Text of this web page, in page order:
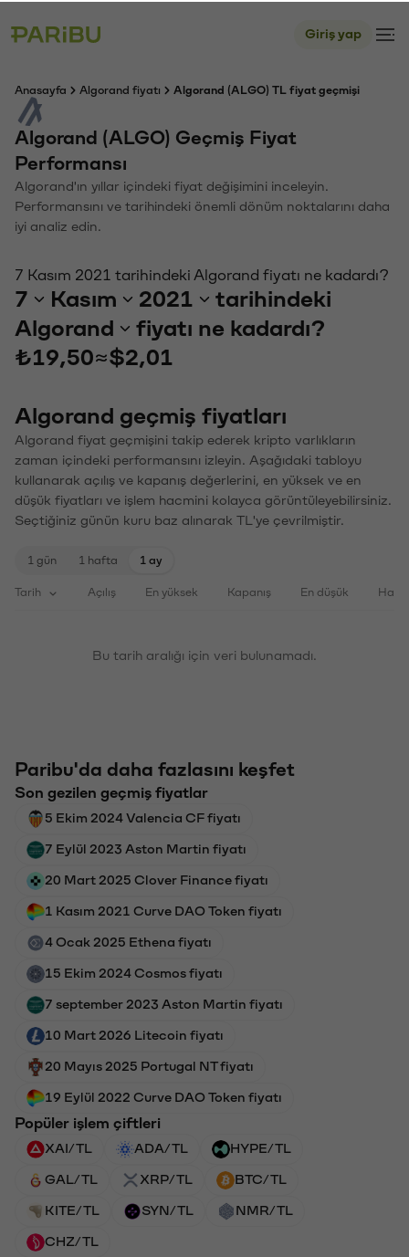
Giriş yap
Anasayfa Algorand fiyatı Algorand (ALGO) TL fiyat geçmişi
Algorand (ALGO) Geçmiş Fiyat
Performansı
Algorand'ın yıllar içindeki fiyat değişimini inceleyin.
Performansını ve tarihindeki önemli dönüm noktalarını daha
iyi analiz edin.
7 Kasım 2021 tarihindeki Algorand fiyatı ne kadardı?
7 Kasım 2021
tarihindeki
Algorand
fiyatı ne kadardı?
₺19,50≈$2,01
Algorand geçmiş fiyatları
Algorand fiyat geçmişini takip ederek kripto varlıkların
zaman içindeki performansını izleyin. Aşağıdaki tabloyu
kullanarak açılış ve kapanış değerlerini, en yüksek ve en
düşük fiyatları ve işlem hacmini kolayca görüntüleyebilirsiniz.
Seçtiğiniz günün kuru baz alınarak TL'ye çevrilmiştir.
1 gün 1 hafta 1 ay
Tarih Açılış En yüksek Kapanış En düşük
Bu tarih aralığı için veri bulunamadı.
Paribu'da daha fazlasını keşfet
Son gezilen geçmiş fiyatlar
5 Ekim 2024 Valencia CF fiyatı
7 Eylül 2023 Aston Martin fiyatı
20 Mart 2025 Clover Finance fiyatı
1 Kasım 2021 Curve DAO Token fiyatı
4 Ocak 2025 Ethena fiyatı
15 Ekim 2024 Cosmos fiyatı
7 september 2023 Aston Martin fiyatı
10 Mart 2026 Litecoin fiyatı
20 Mayıs 2025 Portugal NT fiyatı
19 Eylül 2022 Curve DAO Token fiyatı
Popüler işlem çiftleri
XAI/TL ADA/TL HYPE/TL
GAL/TL XRP/TL BTC/TL
KITE/TL SYN/TL NMR/TL
CHZ/TL